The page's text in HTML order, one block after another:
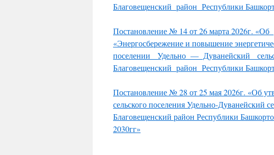
Благовещенский район Республики
Постановление № 14 от 26 марта 2026г.
«Энергосбережение и повышение
поселении Удельно — Дуванейский
Благовещенский район Республики
Постановление № 28 от 25 мая 2026г. «Об
сельского поселения Удельно-Дуванейский
Благовещенский район Республики
2030гг»